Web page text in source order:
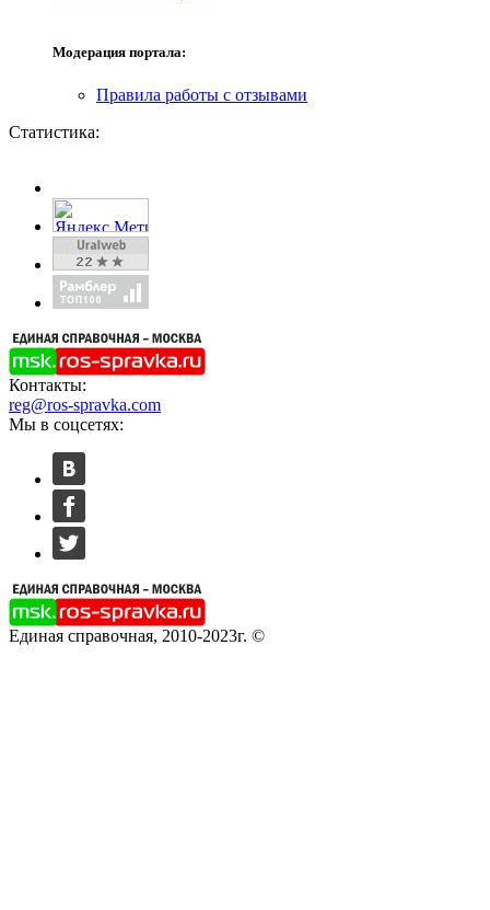
Модерация портала:
Правила работы с отзывами
Статистика:
Контакты:
reg@ros-spravka.com
Мы в соцсетях:
Единая справочная, 2010-2023г. ©